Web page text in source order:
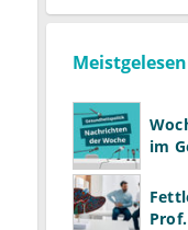
Meistgelesen
im